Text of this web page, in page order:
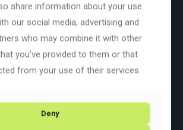
cm / 22″
Zoll
share information about your use
our social media, advertising and
who may combine it with other
you’ve provided to them or that
from your use of their services.
Deny